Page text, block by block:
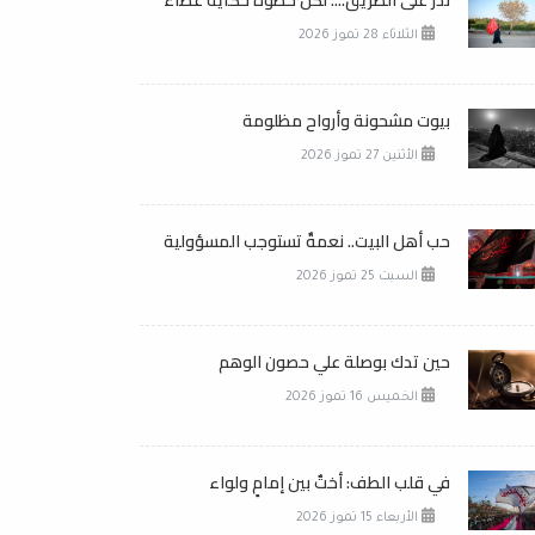
الثلاثاء 28 تموز 2026
بيوت مشحونة وأرواح مظلومة
الأثنين 27 تموز 2026
حب أهل البيت.. نعمةٌ تستوجب المسؤولية
السبت 25 تموز 2026
حين تدك بوصلة علي حصون الوهم
الخميس 16 تموز 2026
في قلب الطف: أختٌ بين إمامٍ ولواء
الأربعاء 15 تموز 2026